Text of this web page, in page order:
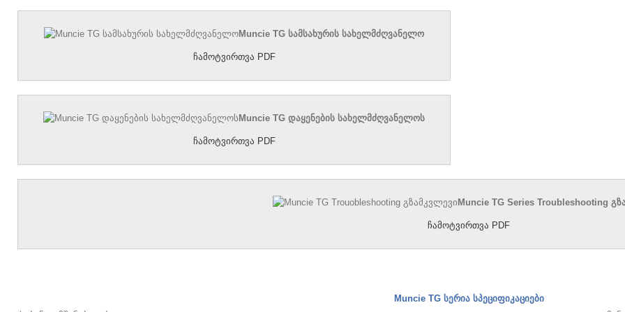
Muncie TG სამსახურის სახელმძღვანელო
ჩამოტვირთვა PDF
Muncie TG დაყენების სახელმძღვანელოს
ჩამოტვირთვა PDF
Muncie TG Series Troubleshooting
ჩამოტვირთვა PDF
Muncie TG სერია სპეციფიკაციები